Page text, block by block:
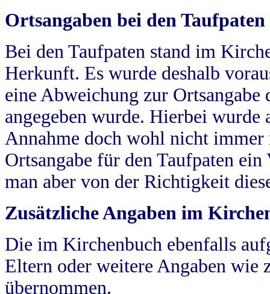
Ortsangaben bei den Taufpaten
Bei den Taufpaten stand im
Herkunft. Es wurde deshalb
eine Abweichung zur
angegeben wurde. Hierbei wurde
Annahme doch wohl nicht
Ortsangabe für den Taufpaten
man aber von der Richtigkeit
Zusätzliche Angaben im
Die im Kirchenbuch ebenfalls
Eltern oder weitere Angaben wie
übernommen.